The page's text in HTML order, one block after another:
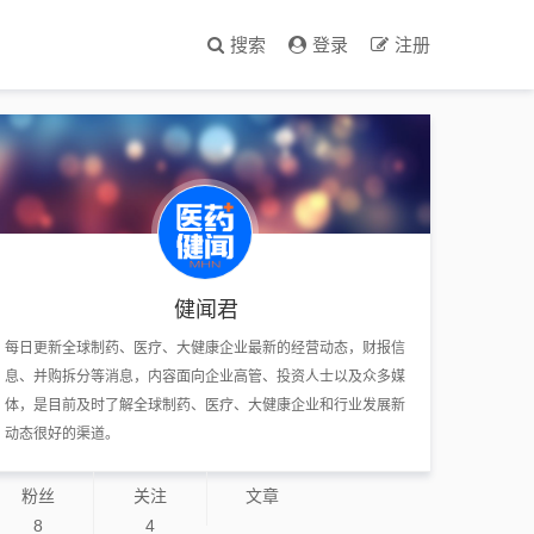
搜索 登录 注册
健闻君
每日更新全球制药、医疗、大健康企业最新的经营动态，财报信
息、并购拆分等消息，内容面向企业高管、投资人士以及众多媒
体，是目前及时了解全球制药、医疗、大健康企业和行业发展新
动态很好的渠道。
粉丝
8
关注
4
文章